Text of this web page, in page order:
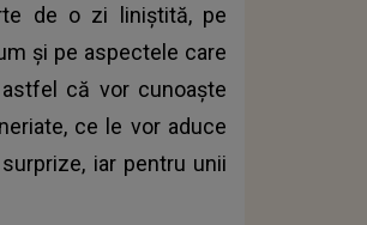
de o zi liniștită, pe
și pe aspectele care
că vor cunoaște
ce le vor aduce
iar pentru unii